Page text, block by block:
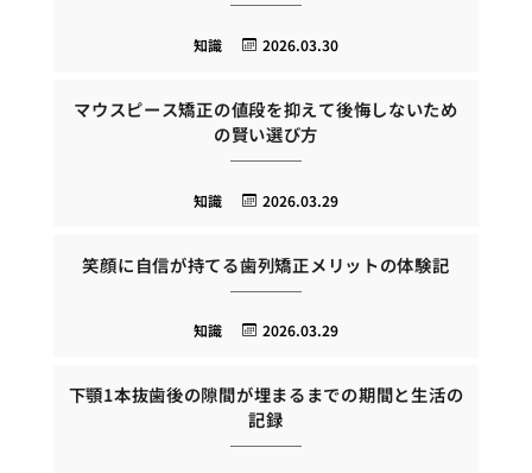
2026.03.30
知識
マウスピース矯正の値段を抑えて後悔しないため
の賢い選び方
2026.03.29
知識
笑顔に自信が持てる歯列矯正メリットの体験記
2026.03.29
知識
下顎1本抜歯後の隙間が埋まるまでの期間と生活の
記録